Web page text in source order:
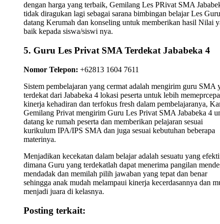
dengan harga yang terbaik, Gemilang Les PRivat SMA
tidak diragukan lagi sebagai sarana bimbingan belajar Les Guru
datang Kerumah dan konseling untuk memberikan hasil Nilai
baik kepada siswa/siswi nya.
5. Guru Les Privat SMA Terdekat Jababeka 4
Nomor Telepon: +62813 1604 7611
Sistem pembelajaran yang cermat adalah mengirim guru SMA
terdekat dari Jababeka 4 lokasi peserta untuk lebih
kinerja kehadiran dan terfokus fresh dalam pembelajaranya,
Gemilang Privat mengirim Guru Les Privat SMA Jababeka 4
datang ke rumah peserta dan memberikan pelajaran sesuai
kurikulum IPA/IPS SMA dan juga sesuai kebutuhan beberapa
materinya.
Menjadikan kecekatan dalam belajar adalah sesuatu yang
dimana Guru yang terdekatlah dapat menerima pangilan
mendadak dan memilah pilih jawaban yang tepat dan benar
sehingga anak mudah melampaui kinerja kecerdasannya dan
menjadi juara di kelasnya.
Posting terkait: